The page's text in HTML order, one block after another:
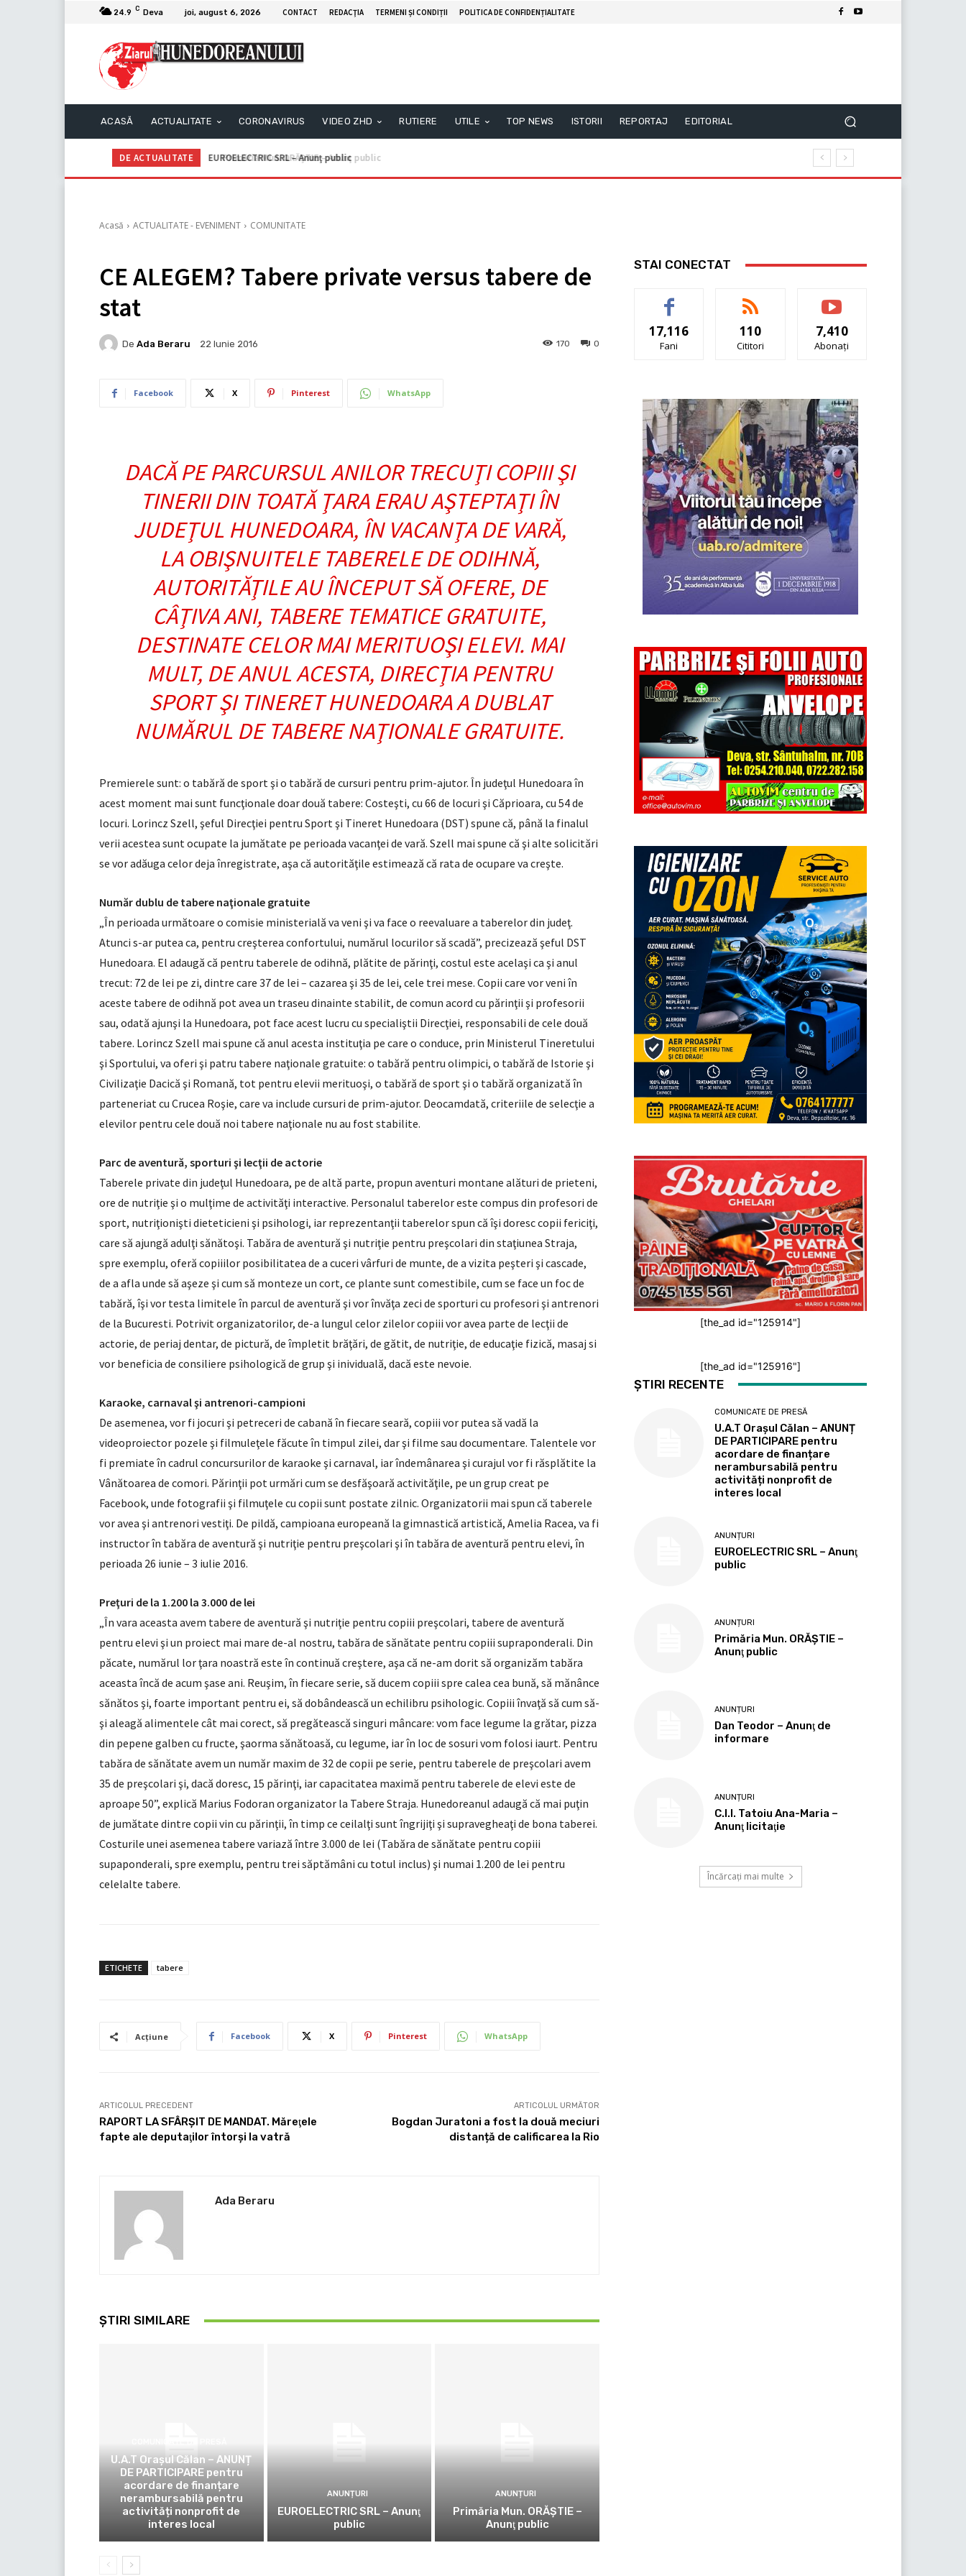
24.9 C Deva joi, august 6, 2026 CONTACT REDACŢIA TERMENI ȘI CONDIȚII POLITICA DE CONFIDENȚIALITATE
ACASĂ ACTUALITATE CORONAVIRUS VIDEO ZHD RUTIERE UTILE TOP NEWS ISTORII REPORTAJ EDITORIAL
DE ACTUALITATE Primăria Mun. ORĂȘTIE – Anunţ public
Acasă ACTUALITATE - EVENIMENT COMUNITATE
CE ALEGEM? Tabere private versus tabere de
stat
De Ada Beraru 22 Iunie 2016 0
170
Facebook X Pinterest WhatsApp
DACĂ PE PARCURSUL ANILOR TRECUŢI COPIII ŞI
TINERII DIN TOATĂ ŢARA ERAU AŞTEPTAŢI ÎN
JUDEŢUL HUNEDOARA, ÎN VACANŢA DE VARĂ,
LA OBIŞNUITELE TABERELE DE ODIHNĂ,
AUTORITĂŢILE AU ÎNCEPUT SĂ OFERE, DE
CÂŢIVA ANI, TABERE TEMATICE GRATUITE,
DESTINATE CELOR MAI MERITUOŞI ELEVI. MAI
MULT, DE ANUL ACESTA, DIRECŢIA PENTRU
SPORT ŞI TINERET HUNEDOARA A DUBLAT
NUMĂRUL DE TABERE NAŢIONALE GRATUITE.
Premierele sunt: o tabără de sport şi o tabără de cursuri pentru prim-ajutor. În judeţul Hunedoara în
acest moment mai sunt funcţionale doar două tabere: Costeşti, cu 66 de locuri şi Căprioara, cu 54 de
locuri. Lorincz Szell, şeful Direcţiei pentru Sport şi Tineret Hunedoara (DST) spune că, până la finalul
verii acestea sunt ocupate la jumătate pe perioada vacanţei de vară. Szell mai spune că şi alte solicitări
se vor adăuga celor deja înregistrate, aşa că autorităţile estimează că rata de ocupare va creşte.
Număr dublu de tabere naţionale gratuite
„În perioada următoare o comisie ministerială va veni şi va face o reevaluare a taberelor din judeţ.
Atunci s-ar putea ca, pentru creşterea confortului, numărul locurilor să scadă”, precizează şeful DST
Hunedoara. El adaugă că pentru taberele de odihnă, plătite de părinţi, costul este acelaşi ca şi anul
trecut: 72 de lei pe zi, dintre care 37 de lei – cazarea şi 35 de lei, cele trei mese. Copii care vor veni în
aceste tabere de odihnă pot avea un traseu dinainte stabilit, de comun acord cu părinţii şi profesorii
sau, odată ajunşi la Hunedoara, pot face acest lucru cu specialiştii Direcţiei, responsabili de cele două
tabere. Lorincz Szell mai spune că anul acesta instituţia pe care o conduce, prin Ministerul Tineretului
şi Sportului, va oferi şi patru tabere naţionale gratuite: o tabără pentru olimpici, o tabără de Istorie şi
Civilizaţie Dacică şi Romană, tot pentru elevii merituoşi, o tabără de sport şi o tabără organizată în
parteneriat cu Crucea Roşie, care va include cursuri de prim-ajutor. Deocamdată, criteriile de selecţie a
elevilor pentru cele două noi tabere naţionale nu au fost stabilite.
Parc de aventură, sporturi şi lecţii de actorie
Taberele private din judeţul Hunedoara, pe de altă parte, propun aventuri montane alături de prieteni,
ore de nutriţie şi o mulţime de activităţi interactive. Personalul taberelor este compus din profesori de
sport, nutriţionişti dieteticieni şi psihologi, iar reprezentanţii taberelor spun că îşi doresc copii fericiţi,
care să ajungă adulţi sănătoşi. Tabăra de aventură şi nutriţie pentru preşcolari din staţiunea Straja,
spre exemplu, oferă copiiilor posibilitatea de a cuceri vârfuri de munte, de a vizita peşteri şi cascade,
de a afla unde să aşeze şi cum să monteze un cort, ce plante sunt comestibile, cum se face un foc de
tabără, îşi vor testa limitele în parcul de aventură şi vor învăţa zeci de sporturi cu profesori şi antrenori
de la Bucuresti. Potrivit organizatorilor, de-a lungul celor zilelor copiii vor avea parte de lecţii de
actorie, de periaj dentar, de pictură, de împletit brăţări, de gătit, de nutriţie, de educaţie fizică, masaj si
vor beneficia de consiliere psihologică de grup şi inividuală, dacă este nevoie.
Karaoke, carnaval şi antrenori-campioni
De asemenea, vor fi jocuri şi petreceri de cabană în fiecare seară, copiii vor putea să vadă la
videoproiector pozele şi filmuleţele făcute în timpul zilei, dar şi filme sau documentare. Talentele vor
fi premiate în cadrul concursurilor de karaoke şi carnaval, iar îndemânarea şi curajul vor fi răsplătite la
Vânătoarea de comori. Părinţii pot urmări cum se desfăşoară activităţile, pe un grup creat pe
Facebook, unde fotografii şi filmuţele cu copii sunt postate zilnic. Organizatorii mai spun că taberele
vor avea şi antrenori vestiţi. De pildă, campioana europeană la gimnastică artistică, Amelia Racea, va fi
instructor în tabăra de aventură şi nutriţie pentru preşcolari şi în tabăra de aventură pentru elevi, în
perioada 26 iunie – 3 iulie 2016.
Preţuri de la 1.200 la 3.000 de lei
„În vara aceasta avem tabere de aventură şi nutriţie pentru copiii preşcolari, tabere de aventură
pentru elevi şi un proiect mai mare de-al nostru, tabăra de sănătate pentru copiii supraponderali. Din
păcate, numărul lor ţara noastră este în continuă creştere, aşa că ne-am dorit să organizăm tabăra
aceasta încă de acum şase ani. Reuşim, în fiecare serie, să ducem copiii spre calea cea bună, să mănânce
sănătos şi, foarte important pentru ei, să dobândească un echilibru psihologic. Copiii învaţă să cum să-
şi aleagă alimentele cât mai corect, să pregătească singuri mâncare: vom face legume la grătar, pizza
din pepene galben cu fructe, şaorma sănătoasă, cu legume, iar în loc de sosuri vom folosi iaurt. Pentru
tabăra de sănătate avem un număr maxim de 32 de copii pe serie, pentru taberele de preşcolari avem
35 de preşcolari şi, dacă doresc, 15 părinţi, iar capacitatea maximă pentru taberele de elevi este de
aproape 50”, explică Marius Fodoran organizator la Tabere Straja. Hunedoreanul adaugă că mai puţin
de jumătate dintre copii vin cu părinţii, în timp ce ceilalţi sunt îngrijiţi şi supravegheaţi de bona taberei.
Costurile unei asemenea tabere variază între 3.000 de lei (Tabăra de sănătate pentru copiii
supaponderali, spre exemplu, pentru trei săptămâni cu totul inclus) şi numai 1.200 de lei pentru
celelalte tabere.
ETICHETE tabere
Acțiune Facebook X Pinterest WhatsApp
ARTICOLUL PRECEDENT
RAPORT LA SFÂRŞIT DE MANDAT. Măreţele
fapte ale deputaţilor întorşi la vatră
ARTICOLUL URMĂTOR
Bogdan Juratoni a fost la două meciuri
distanță de calificarea la Rio
Ada Beraru
ȘTIRI SIMILARE
U.A.T Orașul Călan – ANUNȚ
DE PARTICIPARE pentru
acordare de finanțare
nerambursabilă pentru
activități nonprofit de
interes local
ANUNȚURI
EUROELECTRIC SRL – Anunţ
public
ANUNȚURI
Primăria Mun. ORĂȘTIE –
Anunţ public
STAI CONECTAT
17,116
Fani
110
Cititori
7,410
Abonați
[the_ad id="125914"]
[the_ad id="125916"]
ȘTIRI RECENTE
COMUNICATE DE PRESĂ
U.A.T Orașul Călan – ANUNȚ
DE PARTICIPARE pentru
acordare de finanțare
nerambursabilă pentru
activități nonprofit de
interes local
ANUNȚURI
EUROELECTRIC SRL – Anunţ
public
ANUNȚURI
Primăria Mun. ORĂȘTIE –
Anunţ public
ANUNȚURI
Dan Teodor – Anunţ de
informare
ANUNȚURI
C.I.I. Tatoiu Ana-Maria –
Anunţ licitaţie
Încărcați mai multe